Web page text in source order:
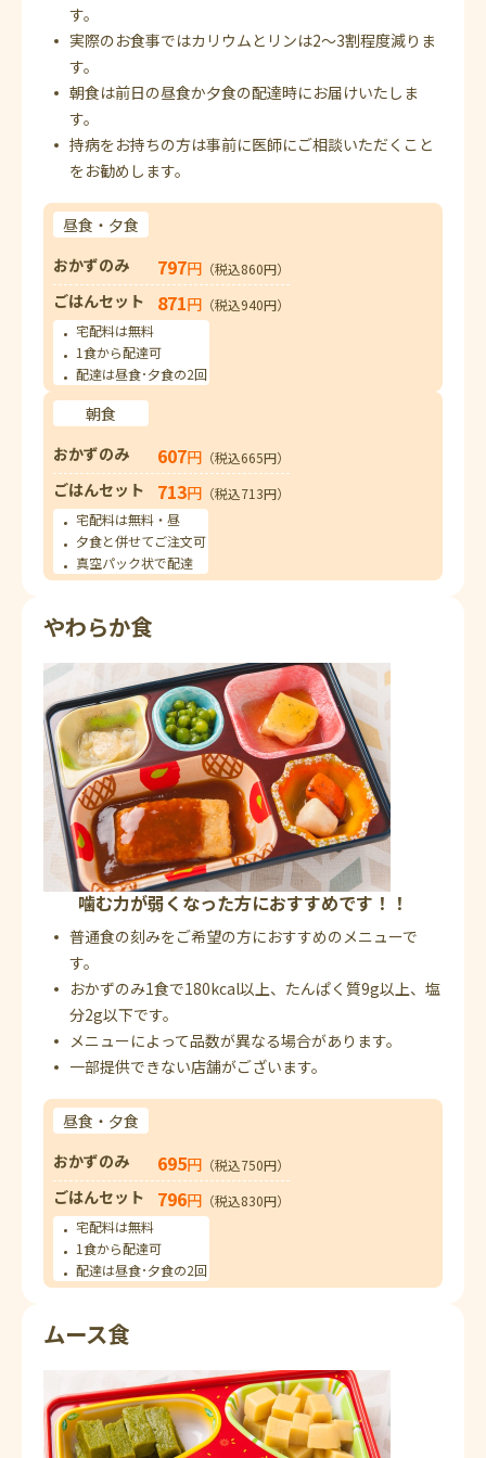
す。
実際のお食事ではカリウムとリンは2～3割程度減りま
す。
朝食は前日の昼食か夕食の配達時にお届けいたしま
す。
持病をお持ちの方は事前に医師にご相談いただくこと
をお勧めします。
昼食・夕食
おかずのみ
797円 （税込860円）
ごはんセット 871円 （税込940円）
宅配料は無料
1食から配達可
配達は昼食･夕食の2回
朝食
おかずのみ
607円 （税込665円）
ごはんセット 713円 （税込713円）
宅配料は無料・昼
夕食と併せてご注文可
真空パック状で配達
やわらか食
噛む力が弱くなった方におすすめです！！
普通食の刻みをご希望の方におすすめのメニューで
す。
おかずのみ1食で180kcal以上、たんぱく質9g以上、塩
分2g以下です。
メニューによって品数が異なる場合があります。
一部提供できない店舗がございます。
昼食・夕食
おかずのみ
695円 （税込750円）
ごはんセット 796円 （税込830円）
宅配料は無料
1食から配達可
配達は昼食･夕食の2回
ムース食